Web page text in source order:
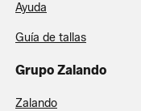
Ayuda
Guía de tallas
Grupo Zalando
Zalando